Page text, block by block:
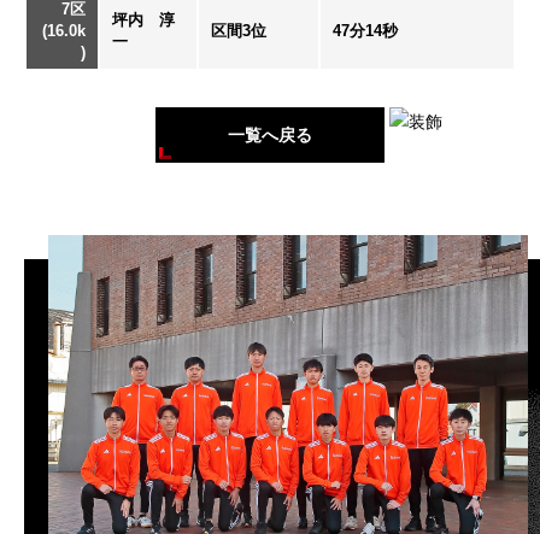
7区
(16.0k
)
坪内 淳
一
区間3位 47分14秒
一覧へ戻る